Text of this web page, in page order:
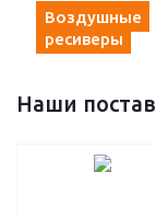
Воздушные
ресиверы
Наши